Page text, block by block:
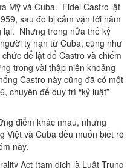
Mỹ và Cuba. Fidel Castro lật
sau đó bị cấm vận tới năm
lại. Nhưng trong nửa thế kỷ
tỵ nạn từ Cuba, cũng như
để lật đổ Castro và chiếm
trong vài thập niên khoảng
Castro này cũng đã có một
chuyên để duy trì “kỷ luật”
điểm khác nhau, nhưng
Việt và Cuba đều muốn biết rõ
này.
Act (tạm dịch là Luật Trung